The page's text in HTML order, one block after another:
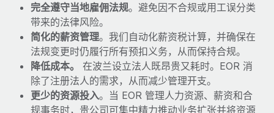
完全遵守当地雇佣法规。避免因不合规或用工误分类
带来的法律风险。
简化的薪资管理。我们自动化薪资税计算，并确保在
法规变更时仍履行所有预扣义务，从而保持合规。
降低成本。
在波兰设立法人既昂贵又耗时。EOR 消
除了注册法人的需求，从而减少管理开支。
更少的资源投入。当 EOR 管理人力资源、薪资和合
规事务时，贵公司可集中精力推动业务扩张并将资源